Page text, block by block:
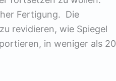
Fertigung. Die
revidieren, wie Spiegel
in weniger als 20